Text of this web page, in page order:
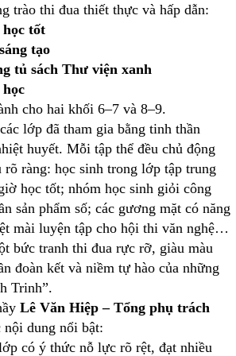
trào thi đua thiết thực và hấp dẫn:
tốt
tạo
tủ sách Thư viện xanh
cho hai khối 6–7 và 8–9.
lớp đã tham gia bằng tinh thần
huyết. Mỗi tập thể đều chủ động
rõ ràng: học sinh trong lớp tập trung
học tốt; nhóm học sinh giỏi công
sản phẩm số; các gương mặt có năng
mài luyện tập cho hội thi văn nghệ…
bức tranh thi đua rực rỡ, giàu màu
đoàn kết và niềm tự hào của những
Trinh”.
Lê Văn Hiệp – Tổng phụ trách
nội dung nổi bật:
có ý thức nỗ lực rõ rệt, đạt nhiều